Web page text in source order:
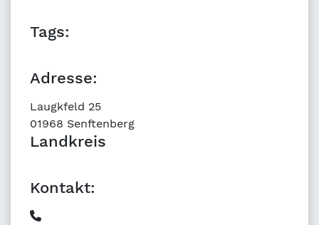
Tags:
Adresse:
Laugkfeld 25
01968 Senftenberg
Landkreis
Kontakt: